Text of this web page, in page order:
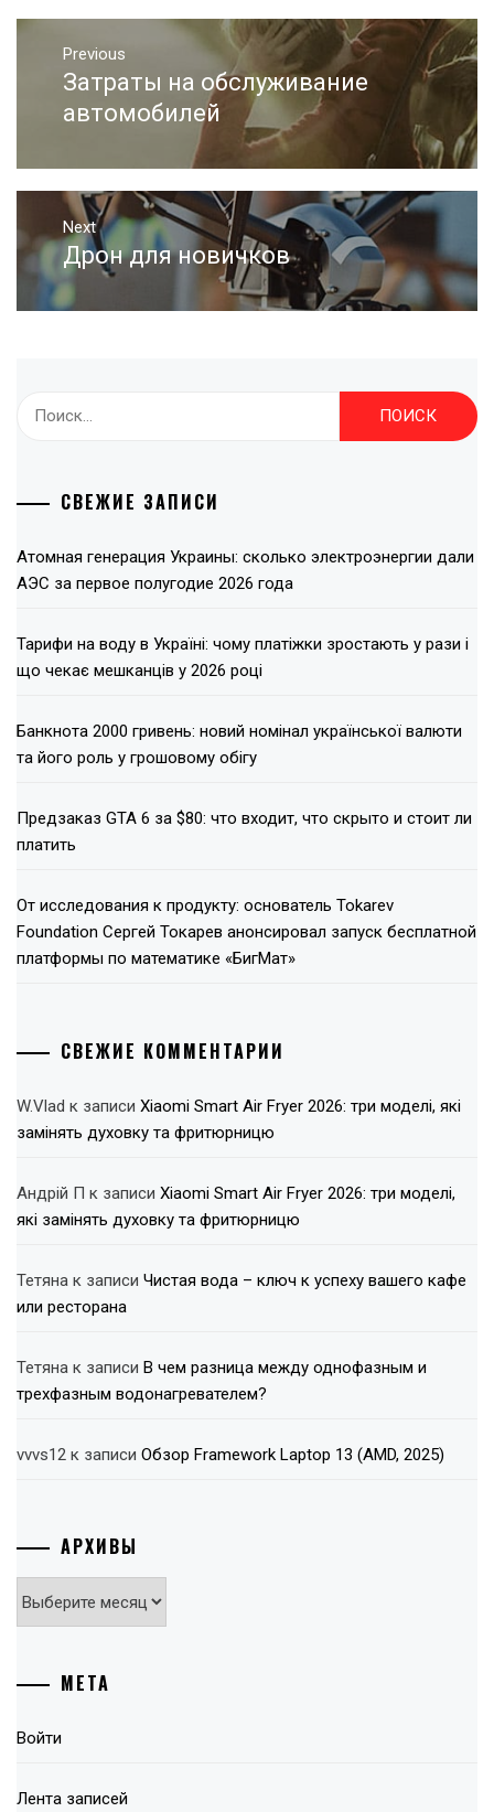
Навигация
записям
Previous
Previous
post:
Затраты на обслуживание
автомобилей
Next
Next
post:
Дрон для новичков
СВЕЖИЕ ЗАПИСИ
Атомная генерация Украины: сколько электроэнергии дали
АЭС за первое полугодие 2026 года
Тарифи на воду в Україні: чому платіжки зростають у рази і
що чекає мешканців у 2026 році
Банкнота 2000 гривень: новий номінал української валюти
та його роль у грошовому обігу
Предзаказ GTA 6 за $80: что входит, что скрыто и стоит ли
платить
От исследования к продукту: основатель Tokarev
Foundation Сергей Токарев анонсировал запуск бесплатной
платформы по математике «БигМат»
СВЕЖИЕ КОММЕНТАРИИ
W.Vlad к записи Xiaomi Smart Air Fryer 2026: три моделі, які
замінять духовку та фритюрницю
Андрій П к записи Xiaomi Smart Air Fryer 2026: три моделі,
які замінять духовку та фритюрницю
Тетяна к записи Чистая вода – ключ к успеху вашего кафе
или ресторана
Тетяна к записи В чем разница между однофазным и
трехфазным водонагревателем?
vvvs12 к записи Обзор Framework Laptop 13 (AMD, 2025)
АРХИВЫ
Архивы
МЕТА
Войти
Лента записей